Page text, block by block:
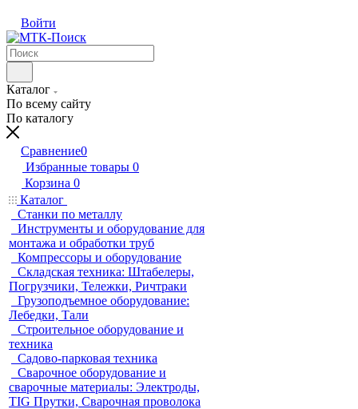
Войти
Каталог
По всему сайту
По каталогу
Сравнение0
Избранные товары 0
Корзина 0
Каталог
Станки по металлу
Инструменты и оборудование для
монтажа и обработки труб
Компрессоры и оборудование
Складская техника: Штабелеры,
Погрузчики, Тележки, Ричтраки
Грузоподъемное оборудование:
Лебедки, Тали
Строительное оборудование и
техника
Садово-парковая техника
Сварочное оборудование и
сварочные материалы: Электроды,
TIG Прутки, Сварочная проволока